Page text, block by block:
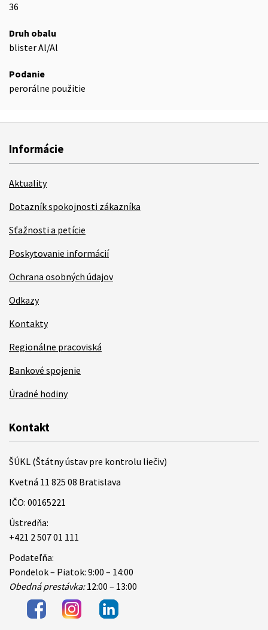
36
Druh obalu
blister Al/Al
Podanie
perorálne použitie
Informácie
Aktuality
Dotazník spokojnosti zákazníka
Sťažnosti a petície
Poskytovanie informácií
Ochrana osobných údajov
Odkazy
Kontakty
Regionálne pracoviská
Bankové spojenie
Úradné hodiny
Kontakt
ŠÚKL (Štátny ústav pre kontrolu liečiv)
Kvetná 11 825 08 Bratislava
IČO: 00165221
Ústredňa:
+421 2 507 01 111
Podateľňa:
Pondelok – Piatok: 9:00 – 14:00
Obedná prestávka:12:00 – 13:00